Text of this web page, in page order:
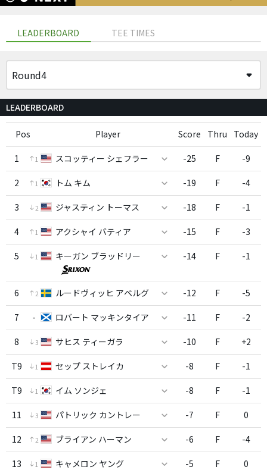
LEADERBOARD TEE TIMES
LEADERBOARD
Pos Player Score Thru Today
1 1 スコッティー シェフラー -25 F -9
2 1 トム キム -19 F -4
3 2 ジャスティン トーマス -18 F -1
4 1 アクシャイ バティア -15 F -3
5 1 キーガン ブラッドリー -14 F -1
6 2 ルードヴィッヒ アベルグ -12 F -5
7 - ロバート マッキンタイア -11 F -2
8 3 サヒス ティーガラ -10 F +2
T9 1 セップ ストレイカ -8 F -1
T9 1 イム ソンジェ -8 F -1
11 3 パトリック カントレー -7 F 0
12 2 ブライアン ハーマン -6 F -4
13 1 キャメロン ヤング -5 F 0